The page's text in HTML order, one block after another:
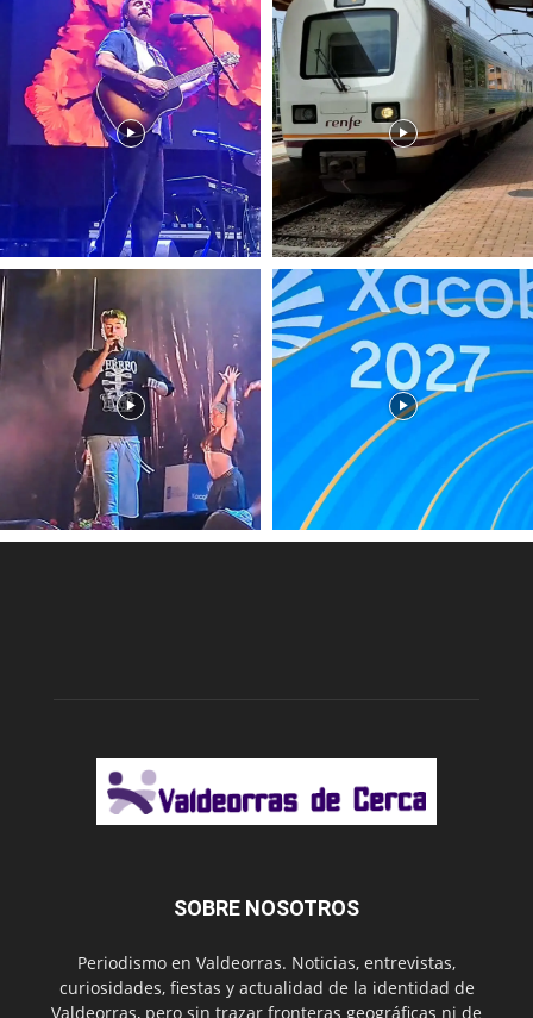
SOBRE NOSOTROS
Periodismo en Valdeorras. Noticias, entrevistas,
curiosidades, fiestas y actualidad de la identidad de
Valdeorras, pero sin trazar fronteras geográficas ni de